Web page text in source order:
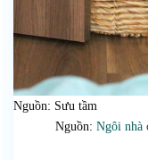
Nguồn: Sưu tầm
Nguồn: Ngôi nhà